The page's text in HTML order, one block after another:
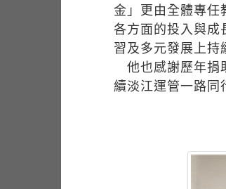
金」更由全體專任
各方面的投入與成
習及多元發展上持
他也感謝歷年捐
續淡江運管一路同